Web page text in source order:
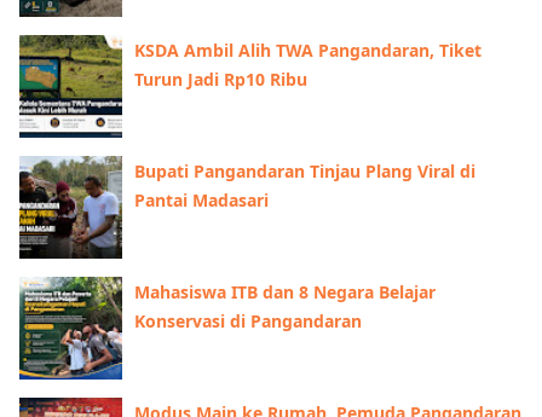
KSDA Ambil Alih TWA Pangandaran, Tiket
Turun Jadi Rp10 Ribu
Bupati Pangandaran Tinjau Plang Viral di
Pantai Madasari
Mahasiswa ITB dan 8 Negara Belajar
Konservasi di Pangandaran